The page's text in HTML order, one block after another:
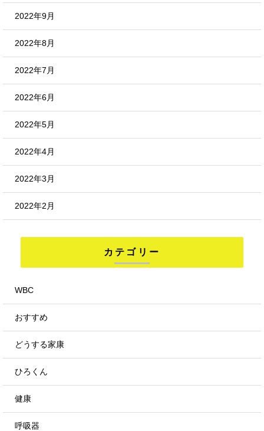
2022年9月
2022年8月
2022年7月
2022年6月
2022年5月
2022年4月
2022年3月
2022年2月
カテゴリー
WBC
おすすめ
どうする家康
ひろくん
健康
呼吸器